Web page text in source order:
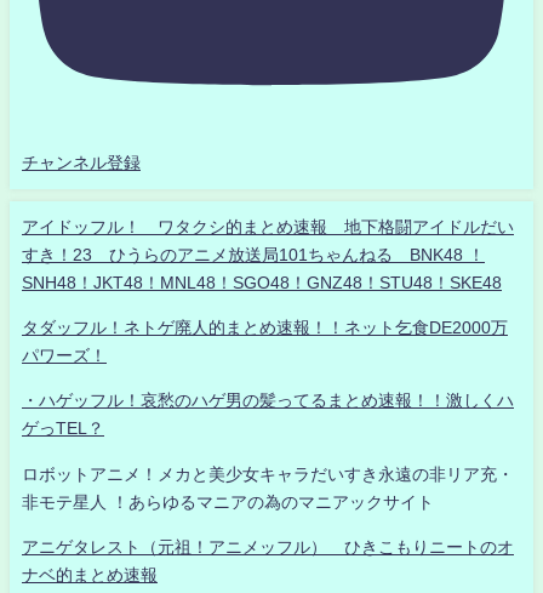
チャンネル登録
アイドッフル！ ワタクシ的まとめ速報 地下格闘アイドルだい
すき！23 ひうらのアニメ放送局101ちゃんねる BNK48 ！
SNH48！JKT48！MNL48！SGO48！GNZ48！STU48！SKE48
タダッフル！ネトゲ廃人的まとめ速報！！ネット乞食DE2000万
パワーズ！
・ハゲッフル！哀愁のハゲ男の髪ってるまとめ速報！！激しくハ
ゲっTEL？
ロボットアニメ！メカと美少女キャラだいすき永遠の非リア充・
非モテ星人 ！あらゆるマニアの為のマニアックサイト
アニゲタレスト（元祖！アニメッフル） ひきこもりニートのオ
ナベ的まとめ速報